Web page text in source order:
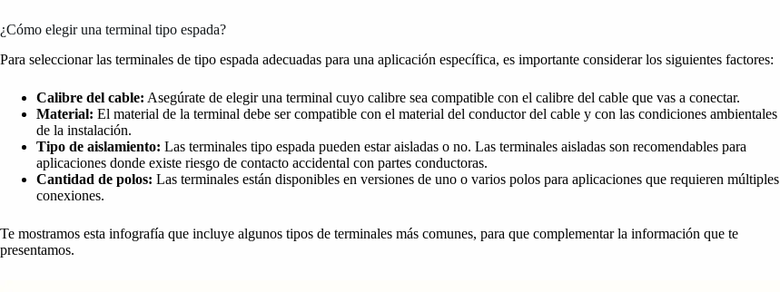
¿Cómo elegir una terminal tipo espada?
Para seleccionar las terminales de tipo espada adecuadas para una aplicación específica, es importante considerar los siguientes factores:
Calibre del cable: Asegúrate de elegir una terminal cuyo calibre sea compatible con el calibre del cable que vas a conectar.
Material: El material de la terminal debe ser compatible con el material del conductor del cable y con las condiciones ambientales
de la instalación.
Tipo de aislamiento: Las terminales tipo espada pueden estar aisladas o no. Las terminales aisladas son recomendables para
aplicaciones donde existe riesgo de contacto accidental con partes conductoras.
Cantidad de polos: Las terminales están disponibles en versiones de uno o varios polos para aplicaciones que requieren múltiples
conexiones.
Te mostramos esta infografía que incluye algunos tipos de terminales más comunes, para que complementar la información que te
presentamos.